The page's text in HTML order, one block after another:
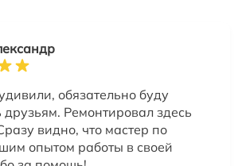
обязательно буду
Ремонтировал здесь
видно, что мастер по
опытом работы в своей